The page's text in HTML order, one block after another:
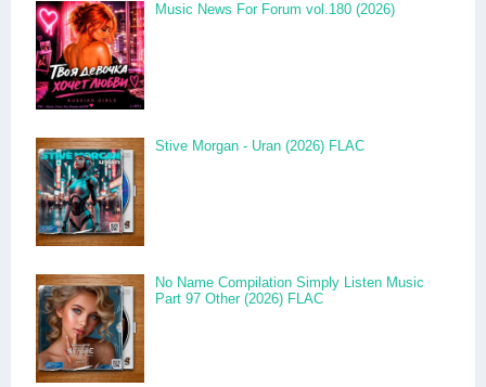
Music News For Forum vol.180 (2026)
Stive Morgan - Uran (2026) FLAC
No Name Compilation Simply Listen Music
Part 97 Other (2026) FLAC